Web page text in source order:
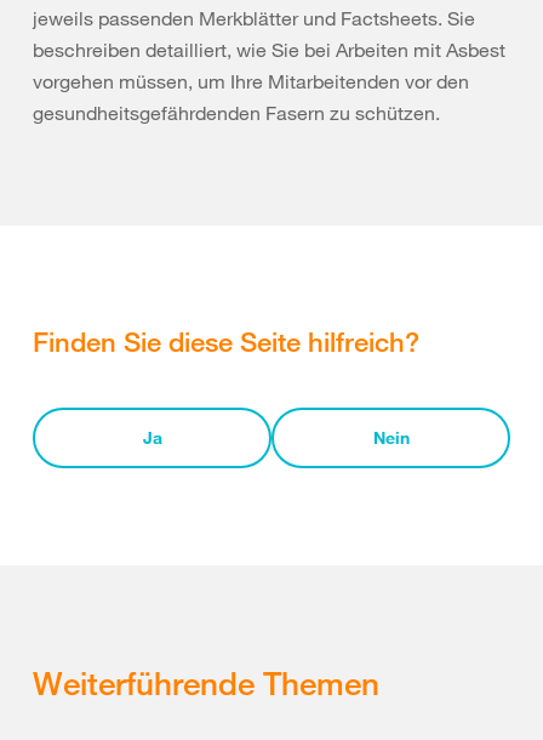
jeweils passenden Merkblätter und Factsheets. Sie
beschreiben detailliert, wie Sie bei Arbeiten mit Asbest
vorgehen müssen, um Ihre Mitarbeitenden vor den
gesundheitsgefährdenden Fasern zu schützen.
Finden Sie diese Seite hilfreich?
Ja Nein
Weiterführende Themen